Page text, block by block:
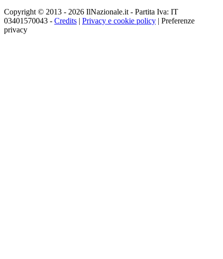
Copyright © 2013 - 2026 IlNazionale.it - Partita Iva: IT
03401570043 - Credits | Privacy e cookie policy | Preferenze
privacy